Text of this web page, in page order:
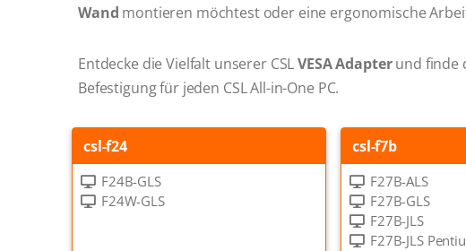
Wand montieren möchtest oder eine ergonomische
Entdecke die Vielfalt unserer CSLVESA Adapterund finde
Befestigung für jeden CSL All-in-One PC.
csl-f24
F24B-GLS
F24W-GLS
csl-f7b
F27B-ALS
F27B-GLS
F27B-JLS
F27B-JLS